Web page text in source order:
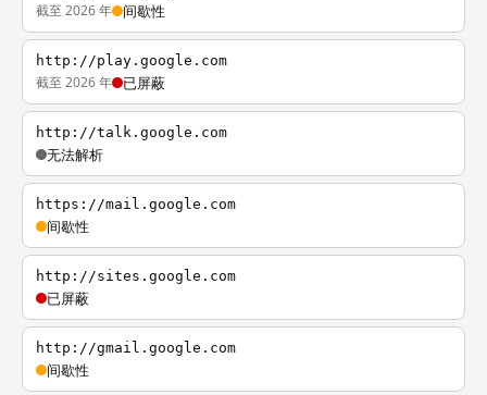
截至 2026 年 间歇性
http://play.google.com
截至 2026 年 已屏蔽
http://talk.google.com
无法解析
https://mail.google.com
间歇性
http://sites.google.com
已屏蔽
http://gmail.google.com
间歇性